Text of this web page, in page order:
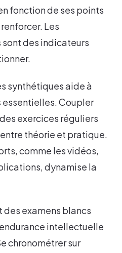
fonction de ses points
Les
des indicateurs
synthétiques aide à
essentielles. Coupler
exercices réguliers
théorie et pratique.
comme les vidéos,
dynamise la
examens blancs
intellectuelle
chronométrer sur